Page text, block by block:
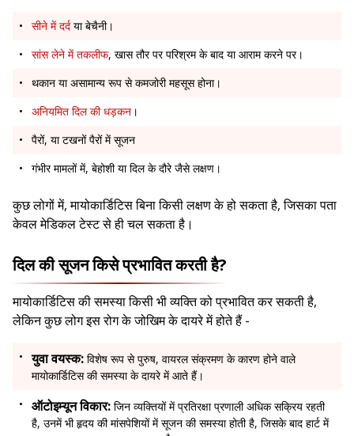
सीने में दर्द या बेचैनी।
सांस लेने में तकलीफ, खास तौर पर परिश्रम के बाद या आराम करने पर।
थकान या असामान्य रूप से कमजोरी महसूस होना।
अनियमित दिल की धड़कन ।
पैरों, या टखनों पैरों में सूजन
गंभीर मामलों में, बेहोशी या दिल के दौरे जैसे लक्षण।
कुछ लोगों में, मायोकार्डिटिस बिना किसी लक्षण के हो सकता है, जिसका पता
केवल मेडिकल टेस्ट से ही चल सकता है।
दिल की सूजन किसे प्रभावित करती है?
मायोकार्डिटिस की समस्या किसी भी व्यक्ति को प्रभावित कर सकती है,
लेकिन कुछ लोग इस रोग के जोखिम के दायरे में होते हैं -
युवा वयस्क: विशेष रूप से पुरुष, वायरल संक्रमण के कारण होने वाले
मायोकार्डिटिस की समस्या के दायरे में आते हैं।
ऑटोइम्यून विकार: जिन व्यक्तियों में प्रतिरक्षा प्रणाली अधिक सक्रिय रहती
है, उनमें भी हृदय की मांसपेशियों में सूजन की समस्या होती है, जिसके बाद हार्ट में